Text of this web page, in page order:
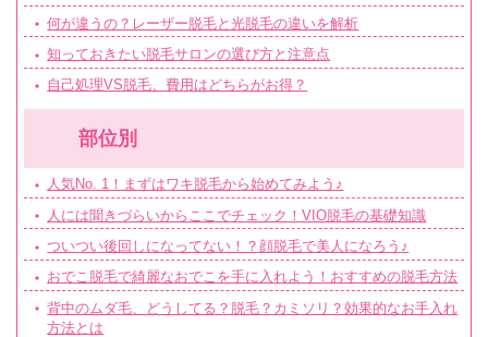
何が違うの？レーザー脱毛と光脱毛の違いを解析
知っておきたい脱毛サロンの選び方と注意点
自己処理VS脱毛、費用はどちらがお得？
部位別
人気No. 1！まずはワキ脱毛から始めてみよう♪
人には聞きづらいからここでチェック！VIO脱毛の基礎知識
ついつい後回しになってない！？顔脱毛で美人になろう♪
おでこ脱毛で綺麗なおでこを手に入れよう！おすすめの脱毛方法
背中のムダ毛、どうしてる？脱毛？カミソリ？効果的なお手入れ
方法とは